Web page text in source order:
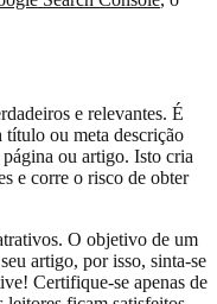
e relevantes. É
título ou meta descrição
ou artigo. Isto cria
e corre o risco de obter
O objetivo de um
artigo, por isso, sinta-se
Certifique-se apenas de